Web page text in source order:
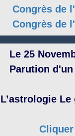
Congrès de
Congrès de
Le 25
Parution d'un
L’astrologie